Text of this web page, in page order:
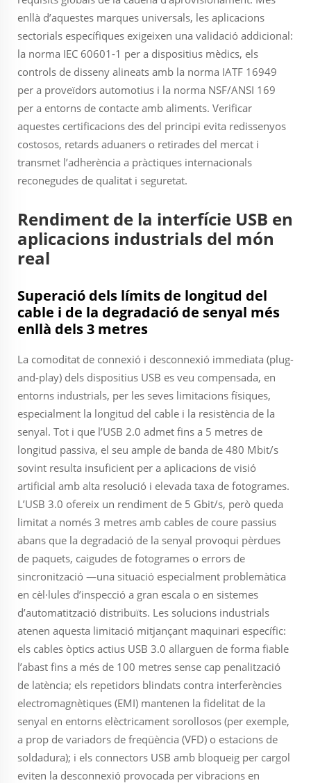
enllà d’aquestes marques universals, les aplicacions
sectorials específiques exigeixen una validació addicional:
la norma IEC 60601-1 per a dispositius mèdics, els
controls de disseny alineats amb la norma IATF 16949
per a proveïdors automotius i la norma NSF/ANSI 169
per a entorns de contacte amb aliments. Verificar
aquestes certificacions des del principi evita redissenyos
costosos, retards aduaners o retirades del mercat i
transmet l’adherència a pràctiques internacionals
reconegudes de qualitat i seguretat.
Rendiment de la interfície USB en
aplicacions industrials del món
real
Superació dels límits de longitud del
cable i de la degradació de senyal més
enllà dels 3 metres
La comoditat de connexió i desconnexió immediata (plug-
and-play) dels dispositius USB es veu compensada, en
entorns industrials, per les seves limitacions físiques,
especialment la longitud del cable i la resistència de la
senyal. Tot i que l’USB 2.0 admet fins a 5 metres de
longitud passiva, el seu ample de banda de 480 Mbit/s
sovint resulta insuficient per a aplicacions de visió
artificial amb alta resolució i elevada taxa de fotogrames.
L’USB 3.0 ofereix un rendiment de 5 Gbit/s, però queda
limitat a només 3 metres amb cables de coure passius
abans que la degradació de la senyal provoqui pèrdues
de paquets, caigudes de fotogrames o errors de
sincronització —una situació especialment problemàtica
en cèl·lules d’inspecció a gran escala o en sistemes
d’automatització distribuïts. Les solucions industrials
atenen aquesta limitació mitjançant maquinari específic:
els cables òptics actius USB 3.0 allarguen de forma fiable
l’abast fins a més de 100 metres sense cap penalització
de latència; els repetidors blindats contra interferències
electromagnètiques (EMI) mantenen la fidelitat de la
senyal en entorns elèctricament sorollosos (per exemple,
a prop de variadors de freqüència (VFD) o estacions de
soldadura); i els connectors USB amb bloqueig per cargol
eviten la desconnexió provocada per vibracions en